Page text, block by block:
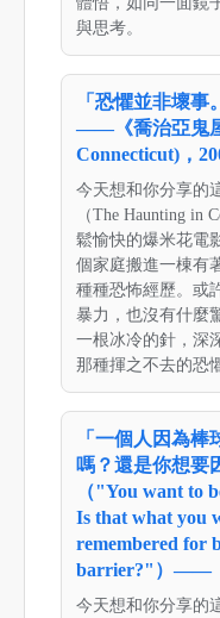
與思考。
「恐懼並非壞事
——《喬治亞鬼
Connecticut)，
今天想和你分享的
（The Haunting in
鬆愉快的爆米花電
個家庭搬進一棟有
種種恐怖經歷。或
暴力，也沒有什麼
一根冰冷的針，深
那種揮之不去的恐
「一個人因為
嗎？還是你想要
（"You want to
Is that what you
remembered for
barrier?"）——《
今天想和你分享的